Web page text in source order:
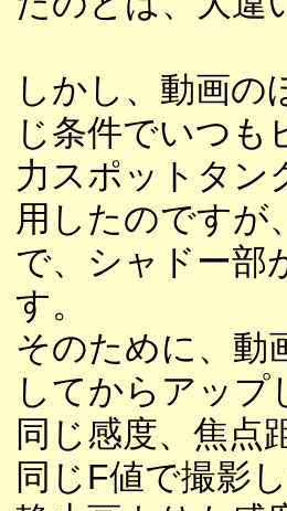
しかし、動画の
じ条件でいつも
力スポットタン
用したのですが
で、シャドー部
す。
そのために、動
してからアップ
同じ感度、焦点
同じF値で撮影